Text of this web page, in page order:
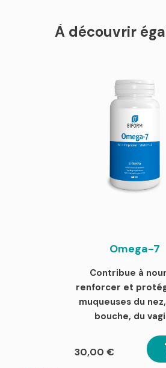
À découvrir
Omega-7
Contribue à
renforcer et
muqueuses du
bouche, du
30,00 €